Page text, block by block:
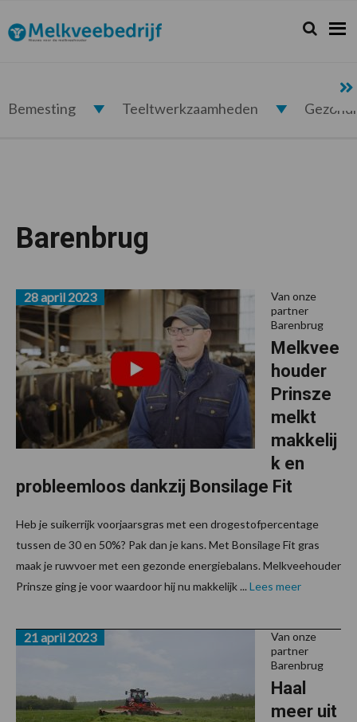
de
hoofdnavigatie
de
hoofd
de
eerste
de
voettekst
Melkveebedrijf.nl Zoeken...
Zoek
Bemesting Teeltwerkzaamheden
Barenbrug
Van onze
partner
Barenbrug
Melkvee
houder
Prinsze
melkt
makkelij
k en
probleemloos dankzij Bonsilage Fit
28 april 2023
Heb je suikerrijk voorjaarsgras met een drogestofpercentage
tussen de 30 en 50%? Pak dan je kans. Met Bonsilage Fit gras
maak je ruwvoer met een gezonde energiebalans. Melkveehouder
Prinsze ging je voor waardoor hij nu makkelijk ... Lees meer
Van onze
partner
Barenbrug
Haal
meer uit
21 april 2023